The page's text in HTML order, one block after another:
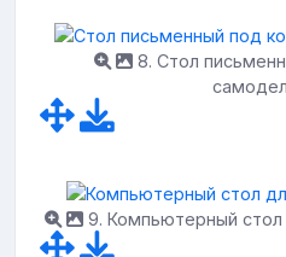
8. Стол
9. Компьютерный